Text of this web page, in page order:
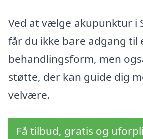
Ved at vælge akupunktur i
får du ikke bare adgang til
behandlingsform, men
støtte, der kan guide dig
velvære.
Få tilbud, gratis og